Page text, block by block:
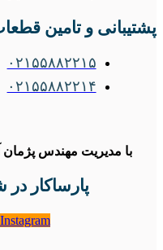
پشتیبانی و تامین
۰۲۱۵۵۸۸۲۲۱۵
۰۲۱۵۵۸۸۲۲۱۴
با مدیریت مهندس پژمان
پارساکار
Instagram